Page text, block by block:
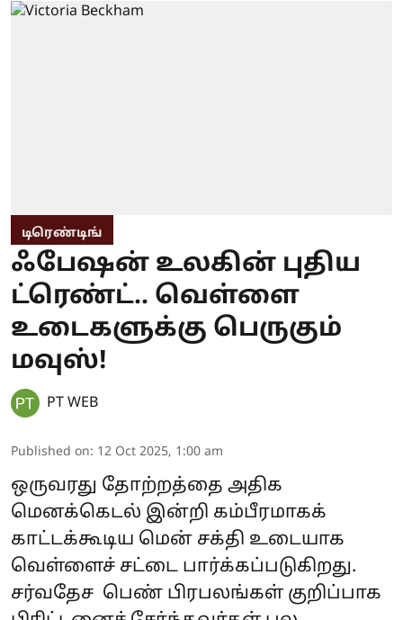
டிரெண்டிங்
ஃபேஷன் உலகின் புதிய
ட்ரெண்ட்.. வெள்ளை
உடைகளுக்கு பெருகும்
மவுஸ்!
PT WEB
Published on: 12 Oct 2025, 1:00 am
ஒருவரது தோற்றத்தை அதிக
மெனக்கெடல் இன்றி கம்பீரமாகக்
காட்டக்கூடிய மென் சக்தி உடையாக
வெள்ளைச் சட்டை பார்க்கப்படுகிறது.
சர்வதேச பெண் பிரபலங்கள் குறிப்பாக